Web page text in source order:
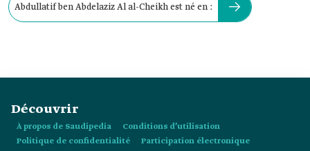
Abdullatif ben Abdelaziz Al al-Cheikh est né en :
Découvrir
À propos de Saudipedia
Conditions d’utilisation
Politique de confidentialité
Participation électronique